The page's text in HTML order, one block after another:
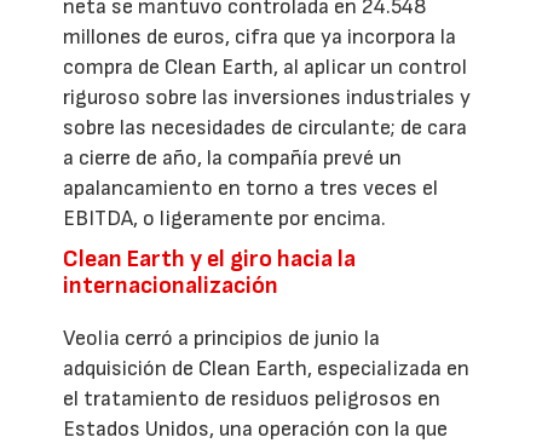
neta se mantuvo controlada en 24.548
millones de euros, cifra que ya incorpora la
compra de Clean Earth, al aplicar un control
riguroso sobre las inversiones industriales y
sobre las necesidades de circulante; de cara
a cierre de año, la compañía prevé un
apalancamiento en torno a tres veces el
EBITDA, o ligeramente por encima.
Clean Earth y el giro hacia la
internacionalización
Veolia cerró a principios de junio la
adquisición de Clean Earth, especializada en
el tratamiento de residuos peligrosos en
Estados Unidos, una operación con la que